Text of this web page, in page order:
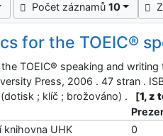
Počet záznamů 10
for the TOEIC®
TOEIC® speaking and
Press, 2006 . 47 stran .
; klíč ; brožováno) .
[1, z
knihovna UHK
0